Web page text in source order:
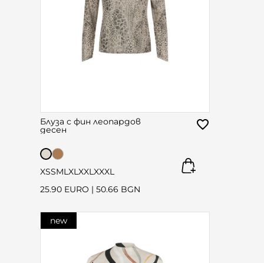
Блуза с фин леопардов
десен
XSSML XL XXL XXXL
25.90 EURO | 50.66 BGN
new